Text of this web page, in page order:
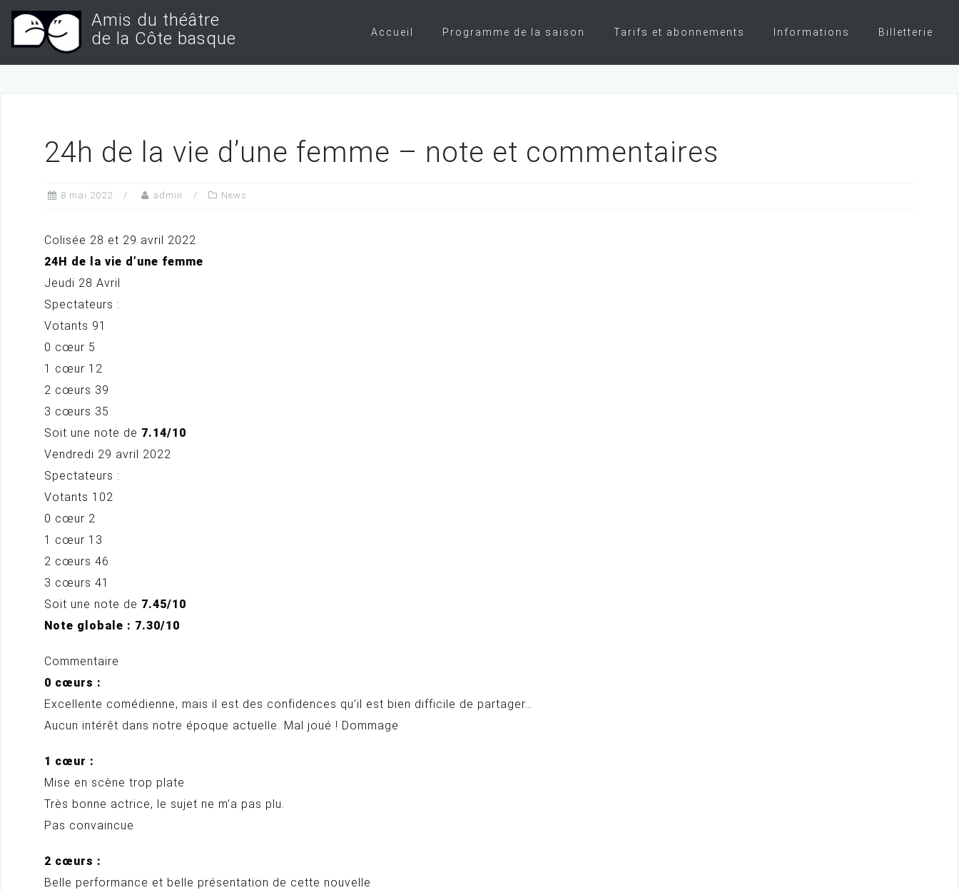
Amis du théâtre
de la Côte basque
Accueil Programme de la saison Tarifs et abonnements Informations Billetterie
24h de la vie d’une femme – note et commentaires
8 mai 2022 admin News
Colisée 28 et 29 avril 2022
24H de la vie d’une femme
Jeudi 28 Avril
Spectateurs :
Votants 91
0 cœur 5
1 cœur 12
2 cœurs 39
3 cœurs 35
Soit une note de 7.14/10
Vendredi 29 avril 2022
Spectateurs :
Votants 102
0 cœur 2
1 cœur 13
2 cœurs 46
3 cœurs 41
Soit une note de 7.45/10
Note globale : 7.30/10
Commentaire
0 cœurs :
Excellente comédienne, mais il est des confidences qu’il est bien difficile de partager…
Aucun intérêt dans notre époque actuelle. Mal joué ! Dommage
1 cœur :
Mise en scène trop plate
Très bonne actrice, le sujet ne m’a pas plu.
Pas convaincue
2 cœurs :
Belle performance et belle présentation de cette nouvelle